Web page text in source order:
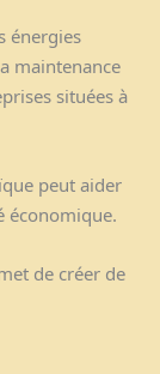
énergies
maintenance
situées à
peut aider
économique.
de créer de